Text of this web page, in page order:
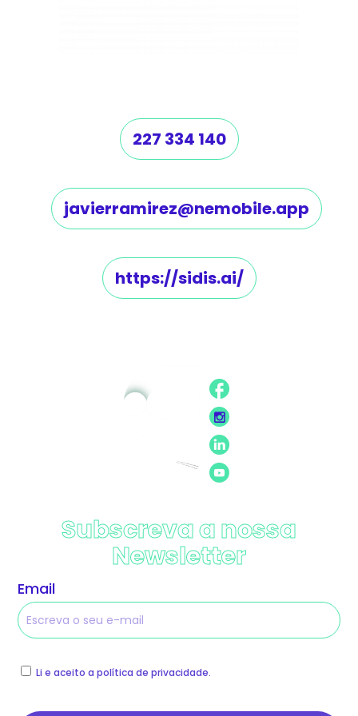
227 334 140
javierramirez@nemobile.app
https://sidis.ai/
Subscreva a nossa
Newsletter
Email
Li e aceito a política de privacidade.